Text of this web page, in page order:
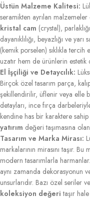
Üstün Malzeme Kalitesi:
seramikten ayrılan
kristal cam (crystal),
dayanıklılığı, beyazlığı ve
(kemik porselen) sıklıkla
uzatır hem de ürünlerin estetik
El İşçiliği ve Detaycılık:
Birçok özel tasarım parça,
şekillendirilir, üflenir veya elle
detayları, ince fırça
kendine has bir karaktere
yatırım değeri taşımasına
Tasarım ve Marka Mirası:
markalarının mirasını taşır.
modern tasarımlarla
aynı zamanda dekorasyonun
unsurlarıdır. Bazı özel seriler
koleksiyon değeri taşır